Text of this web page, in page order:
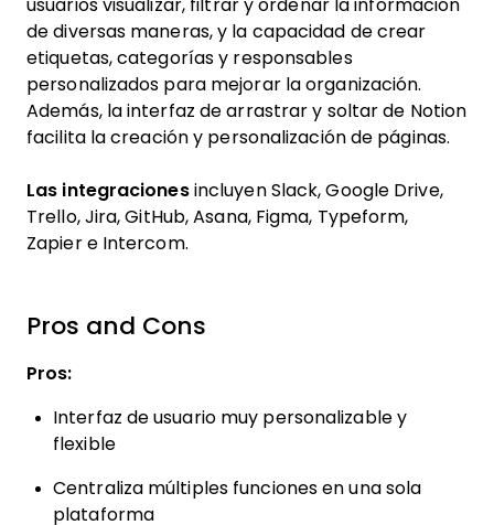
usuarios visualizar, filtrar y ordenar la información
de diversas maneras, y la capacidad de crear
etiquetas, categorías y responsables
personalizados para mejorar la organización.
Además, la interfaz de arrastrar y soltar de Notion
facilita la creación y personalización de páginas.
Las integracionesincluyen Slack, Google Drive,
Trello, Jira, GitHub, Asana, Figma, Typeform,
Zapier e Intercom.
Pros and Cons
Pros:
Interfaz de usuario muy personalizable y
flexible
Centraliza múltiples funciones en una sola
plataforma